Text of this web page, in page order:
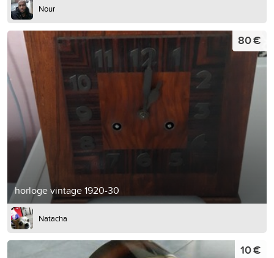
Nour
horloge vintage 1920-30
80 €
Natacha
10 €